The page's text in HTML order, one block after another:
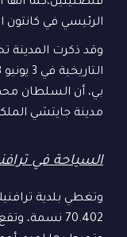
الرئيسي في
وقد ذكرت المدينة
بي، أن السلطان
مدينة جايتشي
السياحة في